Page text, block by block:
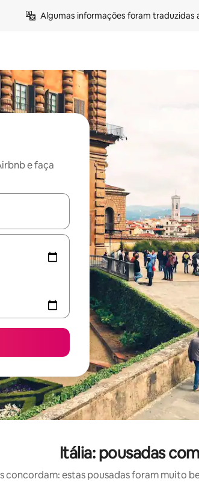
Algumas informações foram
e faça
explore-os usando as seta para cima e
Itália: pousadas
concordam: estas pousadas foram muito